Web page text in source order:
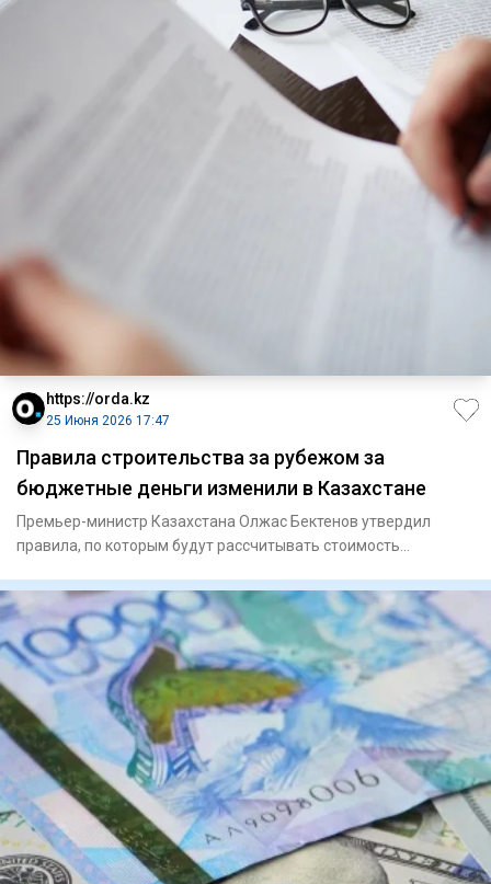
https://orda.kz
25 Июня 2026 17:47
Правила строительства за рубежом за
бюджетные деньги изменили в Казахстане
Премьер-министр Казахстана Олжас Бектенов утвердил
правила, по которым будут рассчитывать стоимость